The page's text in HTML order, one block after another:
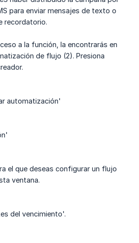
para enviar mensajes de texto o
recordatorio.
a la función, la encontrarás en
de flujo (2). Presiona
automatización'
el que deseas configurar un flujo
ventana.
del vencimiento'.